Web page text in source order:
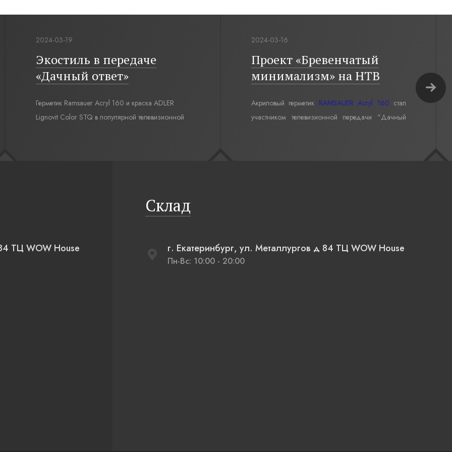
2024-03-19
Экостиль в передаче
«Дачный ответ»
Герметик Ramsauer Acryl 160 и краска ADLER
Lignovit Color STQ в популярной телевизионной
2024-03-16
Проект «Бревенчатый
минимализм» на НТВ
Акриловый герметик RAMSAUER Acryl 160 стал
участником телевизионной передачи "Дачный
ТЦ WOW House
Склад
г. Екатеринбург, ул. Металлургов д 84 ТЦ WOW House
Пн-Вс: 10:00 - 20:00